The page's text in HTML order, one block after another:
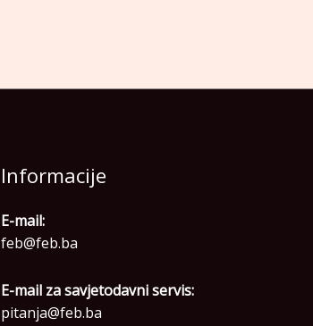
Informacije
E-mail:
feb@feb.ba
E-mail za savjetodavni servis:
pitanja@feb.ba